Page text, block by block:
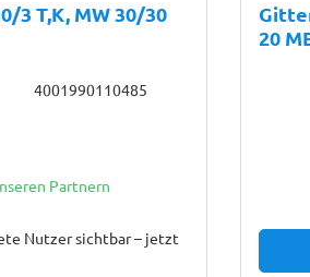
3 T,K, MW 30/30
4001990110485
Partnern
Nutzer sichtbar – jetzt
20